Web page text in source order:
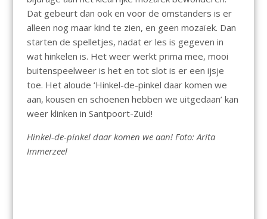
Dat gebeurt dan ook en voor de omstanders is er
alleen nog maar kind te zien, en geen mozaïek. Dan
starten de spelletjes, nadat er les is gegeven in
wat hinkelen is. Het weer werkt prima mee, mooi
buitenspeelweer is het en tot slot is er een ijsje
toe. Het aloude ‘Hinkel-de-pinkel daar komen we
aan, kousen en schoenen hebben we uitgedaan’ kan
weer klinken in Santpoort-Zuid!
Hinkel-de-pinkel daar komen we aan! Foto: Arita
Immerzeel